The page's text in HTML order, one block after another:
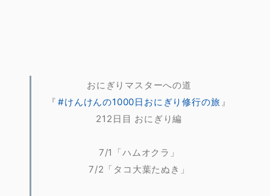
おにぎりマスターへの道
『 #けんけんの1000日おにぎり修行の旅 』
212日目 おにぎり編
7/1「ハムオクラ」
7/2「タコ大葉たぬき」